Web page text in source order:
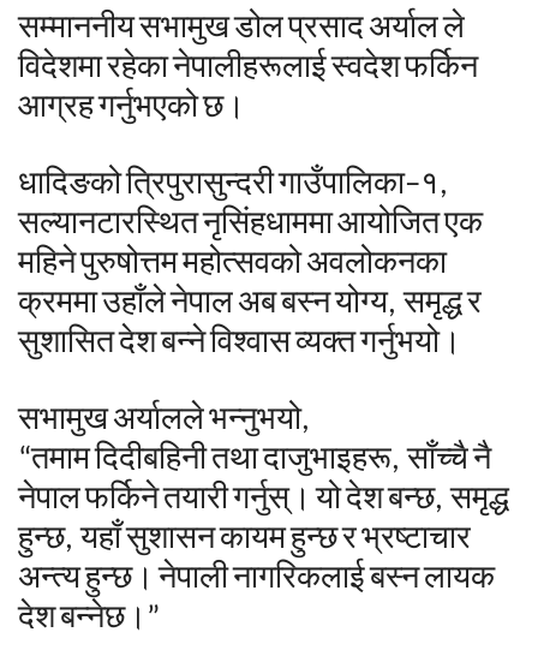
सम्माननीयसभामुखडोलप्रसादअर्यालले
विदेशमारहेकानेपालीहरूलाईस्वदेशफर्किन
आग्रहगर्नुभएकोछ।
धादिङकोत्रिपुरासुन्दरीगाउँपालिका–१,
सल्यानटारस्थितनृसिंहधाममाआयोजितएक
महिनेपुरुषोत्तममहोत्सवकोअवलोकनका
क्रममाउहाँलेनेपालअबबस्नयोग्य,समृद्धर
सुशासितदेशबन्नेविश्वासव्यक्तगर्नुभयो।
सभामुखअर्याललेभन्नुभयो,
“तमामदिदीबहिनीतथादाजुभाइहरू,साँच्चैनै
नेपालफर्किनेतयारीगर्नुस्। योदेशबन्छ,समृद्ध
हुन्छ,यहाँसुशासनकायमहुन्छरभ्रष्टाचार
अन्त्यहुन्छ। नेपालीनागरिकलाईबस्नलायक
देशबन्नेछ। ”